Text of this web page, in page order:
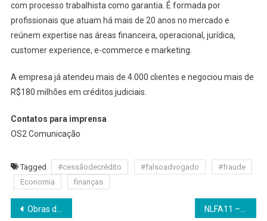
com processo trabalhista como garantia. É formada por
profissionais que atuam há mais de 20 anos no mercado e
reúnem expertise nas áreas financeira, operacional, jurídica,
customer experience, e-commerce e marketing.
A empresa já atendeu mais de 4.000 clientes e negociou mais de
R$180 milhões em créditos judiciais.
Contatos para imprensa
OS2 Comunicação
Tagged #cessãodecrédito #falsoadvogado
#fraude
Economia
finanças
Navegação
Obras de arte em residenciais são tendência no mercado imobiliário